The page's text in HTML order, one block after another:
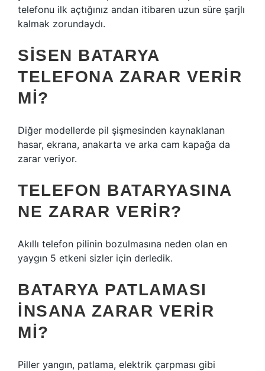
telefonu ilk açtığınız andan itibaren uzun süre şarjlı
kalmak zorundaydı.
SISEN BATARYA
TELEFONA ZARAR VERIR
MI?
Diğer modellerde pil şişmesinden kaynaklanan
hasar, ekrana, anakarta ve arka cam kapağa da
zarar veriyor.
TELEFON BATARYASINA
NE ZARAR VERIR?
Akıllı telefon pilinin bozulmasına neden olan en
yaygın 5 etkeni sizler için derledik.
BATARYA PATLAMASI
INSANA ZARAR VERIR
MI?
Piller yangın, patlama, elektrik çarpması gibi